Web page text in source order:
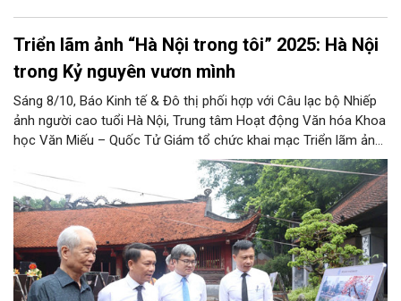
Triển lãm ảnh “Hà Nội trong tôi” 2025: Hà Nội
trong Kỷ nguyên vươn mình
Sáng 8/10, Báo Kinh tế & Đô thị phối hợp với Câu lạc bộ Nhiếp
ảnh người cao tuổi Hà Nội, Trung tâm Hoạt động Văn hóa Khoa
học Văn Miếu – Quốc Tử Giám tổ chức khai mạc Triển lãm ảnh
“Hà Nội trong tôi” lần thứ 20 - năm 2025 với chủ đề “Hà Nội
trong Kỷ nguyên vươn mình”.